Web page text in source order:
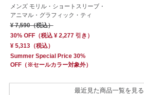
メンズ モリル・ショートスリーブ・
アニマル・グラフィック・ティ
¥ 7,590（税込）
30% OFF（税込 ¥ 2,277引き）
¥ 5,313（税込）
Summer Special Price 30%
OFF（※セールカラー対象外）
最近見た商品一覧を見る